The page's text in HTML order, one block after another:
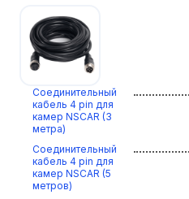
Соединительный
кабель 4 pin для
камер NSCAR (3
метра)
Соединительный
кабель 4 pin для
камер NSCAR (5
метров)